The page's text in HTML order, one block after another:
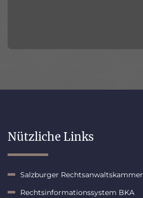
Nützliche Links
Salzburger Rechtsanwaltskammer
Rechtsinformationssystem BKA